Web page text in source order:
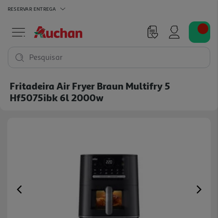
RESERVAR ENTREGA
Pesquisar
Fritadeira Air Fryer Braun Multifry 5
Hf5075ibk 6l 2000w
Previous